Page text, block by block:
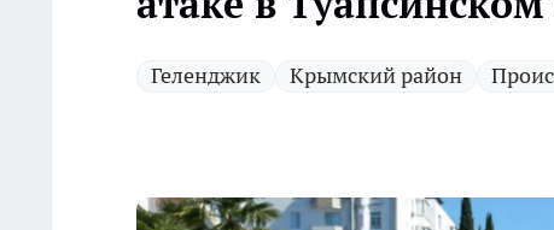
Геленджик Крымский район